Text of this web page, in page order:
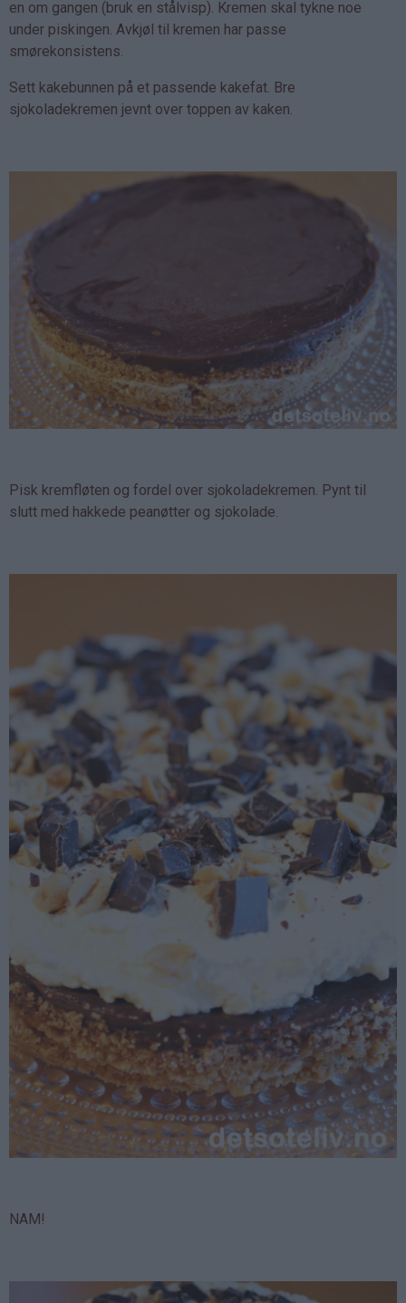
en om gangen (bruk en stålvisp). Kremen skal tykne noe
under piskingen. Avkjøl til kremen har passe
smørekonsistens.
Sett kakebunnen på et passende kakefat. Bre
sjokoladekremen jevnt over toppen av kaken.
Pisk kremfløten og fordel over sjokoladekremen. Pynt til
slutt med hakkede peanøtter og sjokolade.
NAM!